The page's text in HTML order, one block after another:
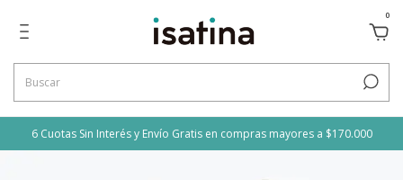
0
6 Cuotas Sin Interés y Envío Gratis en compras mayores a $170.000